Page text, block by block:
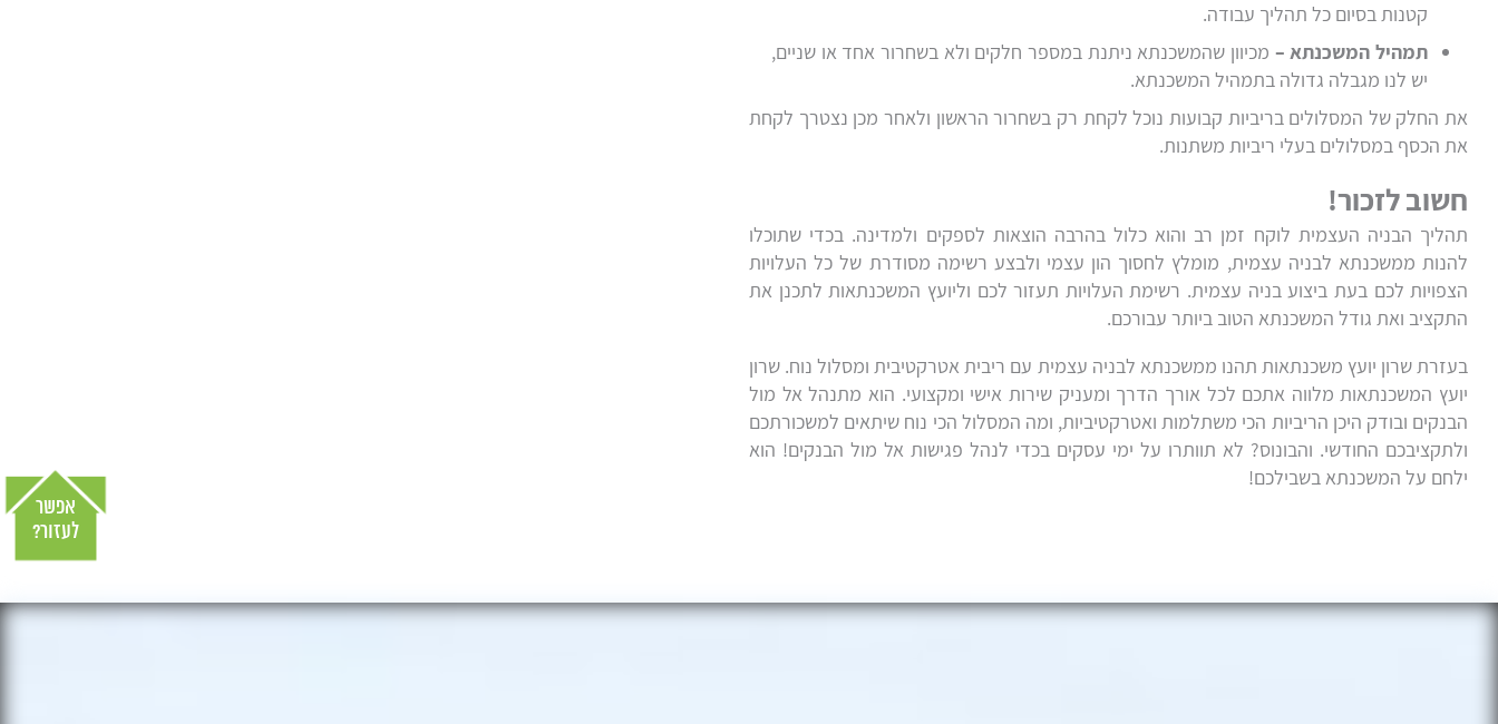
אפשר
לעזור?
קטנות בסיום כל תהליך עבודה.
תמהיל המשכנתא – מכיוון שהמשכנתא ניתנת במספר חלקים ולא בשחרור אחד או שניים,
יש לנו מגבלה גדולה בתמהיל המשכנתא.
את החלק של המסלולים בריביות קבועות נוכל לקחת רק בשחרור הראשון ולאחר מכן נצטרך לקחת
את הכסף במסלולים בעלי ריביות משתנות.
חשוב לזכור!
תהליך הבניה העצמית לוקח זמן רב והוא כלול בהרבה הוצאות לספקים ולמדינה. בכדי שתוכלו
להנות ממשכנתא לבניה עצמית, מומלץ לחסוך הון עצמי ולבצע רשימה מסודרת של כל העלויות
הצפויות לכם בעת ביצוע בניה עצמית. רשימת העלויות תעזור לכם וליועץ המשכנתאות לתכנן את
התקציב ואת גודל המשכנתא הטוב ביותר עבורכם.
בעזרת שרון יועץ משכנתאות תהנו ממשכנתא לבניה עצמית עם ריבית אטרקטיבית ומסלול נוח. שרון
יועץ המשכנתאות מלווה אתכם לכל אורך הדרך ומעניק שירות אישי ומקצועי. הוא מתנהל אל מול
הבנקים ובודק היכן הריביות הכי משתלמות ואטרקטיביות, ומה המסלול הכי נוח שיתאים למשכורתכם
ולתקציבכם החודשי. והבונוס? לא תוותרו על ימי עסקים בכדי לנהל פגישות אל מול הבנקים! הוא
ילחם על המשכנתא בשבילכם!